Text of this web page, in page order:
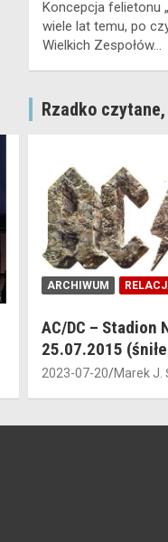
Koncepcja felietonu
wiele lat temu, po
Wielkich Zespołów…
Rzadko
ARCHIWUM
AC/DC – Stadion
25.07.2015
2023-07-20 Marek J.